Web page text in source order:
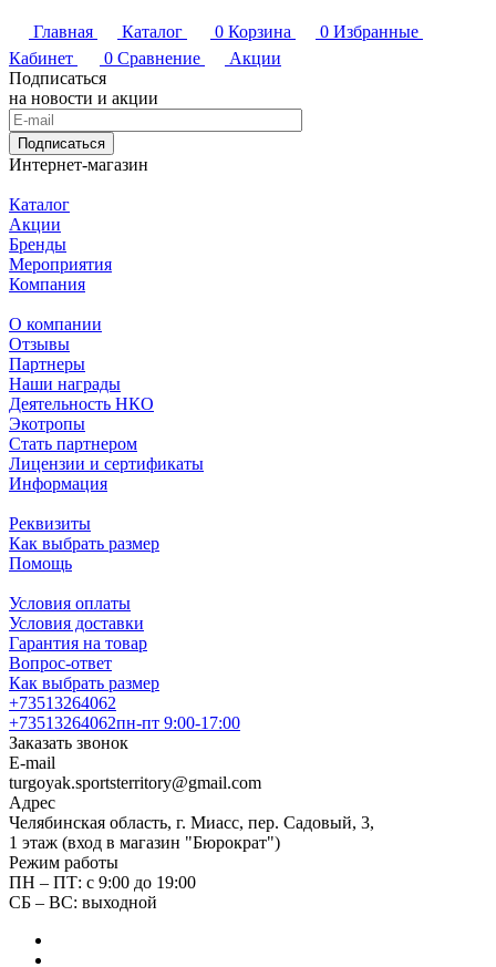
Главная Каталог 0 Корзина 0 Избранные
Кабинет
0 Сравнение
Акции
Подписаться
на новости и акции
Подписаться
Интернет-магазин
Каталог
Акции
Бренды
Мероприятия
Компания
О компании
Отзывы
Партнеры
Наши награды
Деятельность НКО
Экотропы
Стать партнером
Лицензии и сертификаты
Информация
Реквизиты
Как выбрать размер
Помощь
Условия оплаты
Условия доставки
Гарантия на товар
Вопрос-ответ
Как выбрать размер
+73513264062
+73513264062пн-пт 9:00-17:00
Заказать звонок
E-mail
turgoyak.sportsterritory@gmail.com
Адрес
Челябинская область, г. Миасс, пер. Садовый, 3,
1 этаж (вход в магазин "Бюрократ")
Режим работы
ПН – ПТ: с 9:00 до 19:00
СБ – ВС: выходной